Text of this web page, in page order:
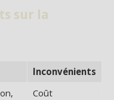
sur la
Inconvénients
Coût